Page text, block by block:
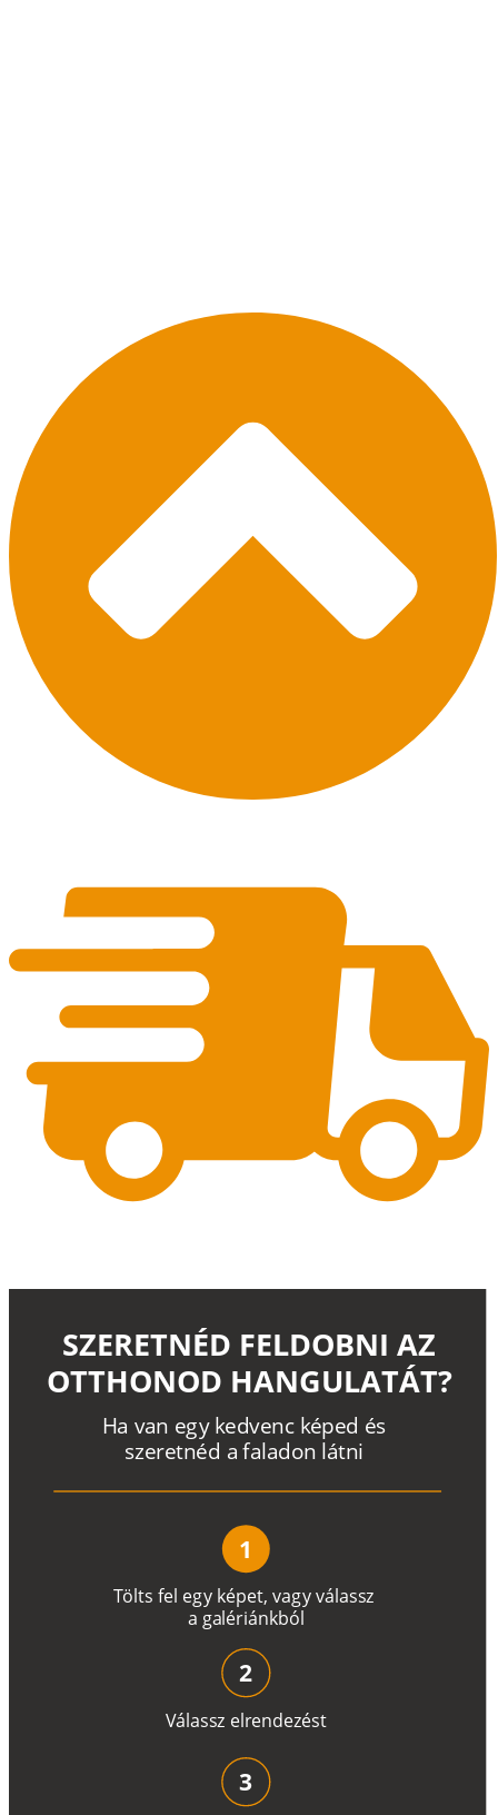
Tölts fel egy képet, vagyválassz
a galériánkból
Ha van egy kedvenc képed és
szeretnéd a faladon látni
SZERETNÉD FELDOBNI AZ
OTTHONOD HANGULATÁT?
1
Válassz elrendezést
2
3